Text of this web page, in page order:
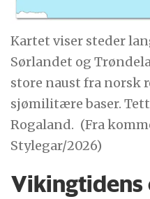
Kartet viser steder
Sørlandet og
store naust fra norsk
sjømilitære baser.
Rogaland. (Fra
Stylegar/2026)